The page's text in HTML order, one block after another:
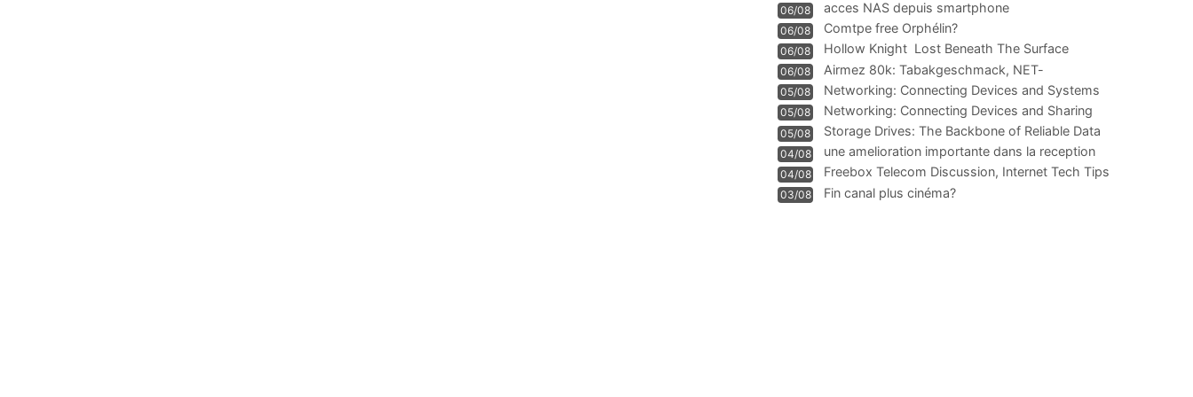
06/08 acces NAS depuis smartphone
06/08 Comtpe free Orphélin?
06/08 Hollow Knight  Lost Beneath The Surface
06/08
Airmez 80k: Tabakgeschmack, NET-
Technologie und Leistung im
05/08 Networking: Connecting Devices and Systems
05/08
Networking: Connecting Devices and Sharing
Information
05/08
Storage Drives: The Backbone of Reliable Data
Management
04/08
une amelioration importante dans la reception
WIFI
04/08
Freebox Telecom Discussion, Internet Tech Tips
Communi
03/08 Fin canal plus cinéma?